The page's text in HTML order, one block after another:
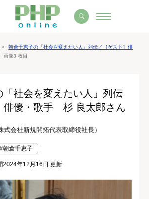
朝倉千恵子の「社会を変えたい人」列伝／［ゲスト］俳
画像3 枚目
「社会を変えたい人」列伝
俳優・歌手 杉 良太郎さん
式会社新規開拓代表取締役社長）
#朝倉千恵子
2024年12月16日 更新